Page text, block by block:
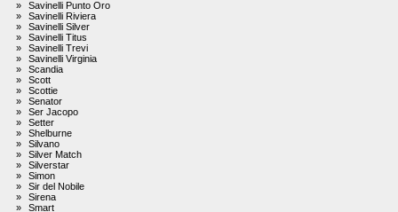
»
Savinelli Punto Oro
»
Savinelli Riviera
»
Savinelli Silver
»
Savinelli Titus
»
Savinelli Trevi
»
Savinelli Virginia
»
Scandia
»
Scott
»
Scottie
»
Senator
»
Ser Jacopo
»
Setter
»
Shelburne
»
Silvano
»
Silver Match
»
Silverstar
»
Simon
»
Sir del Nobile
»
Sirena
»
Smart